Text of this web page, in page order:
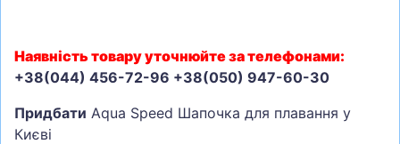
Наявність товару уточнюйте за телефонами:
+38(044) 456-72-96 +38(050) 947-60-30
Придбати Aqua Speed Шапочка для плавання у
Києві